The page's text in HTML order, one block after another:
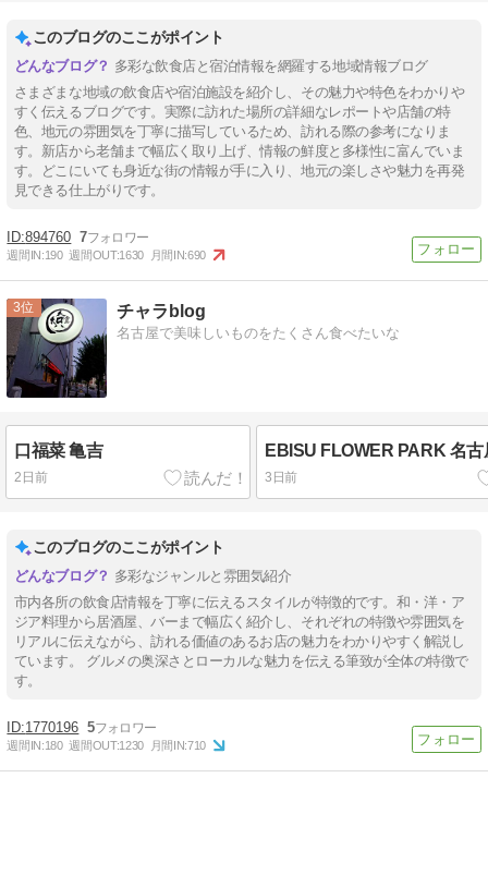
このブログのここがポイント
多彩な飲食店と宿泊情報を網羅する地域情報ブログ
さまざまな地域の飲食店や宿泊施設を紹介し、その魅力や特色をわかりや
すく伝えるブログです。実際に訪れた場所の詳細なレポートや店舗の特
色、地元の雰囲気を丁寧に描写しているため、訪れる際の参考になりま
す。新店から老舗まで幅広く取り上げ、情報の鮮度と多様性に富んでいま
す。どこにいても身近な街の情報が手に入り、地元の楽しさや魅力を再発
見できる仕上がりです。
894760 7
週間IN:190 週間OUT:1630 月間IN:690
3 チャラblog
名古屋で美味しいものをたくさん食べたいな
口福菜 亀吉
2日前
EBISU FLOWER PARK 名
3日前
このブログのここがポイント
多彩なジャンルと雰囲気紹介
市内各所の飲食店情報を丁寧に伝えるスタイルが特徴的です。和・洋・ア
ジア料理から居酒屋、バーまで幅広く紹介し、それぞれの特徴や雰囲気を
リアルに伝えながら、訪れる価値のあるお店の魅力をわかりやすく解説し
ています。 グルメの奥深さとローカルな魅力を伝える筆致が全体の特徴で
す。
1770196 5
週間IN:180 週間OUT:1230 月間IN:710